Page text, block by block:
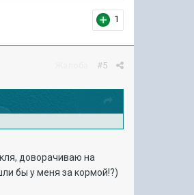
1
#5
доворачиваю на
бы у меня за кормой!?)